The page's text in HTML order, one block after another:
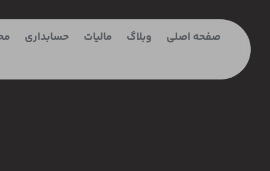
صفحه اصلی وبلاگ ماليات حسابداری